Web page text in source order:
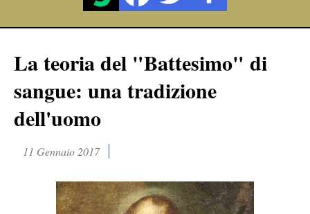
La teoria del "Battesimo" di
sangue: una tradizione
dell'uomo
11 Gennaio 2017